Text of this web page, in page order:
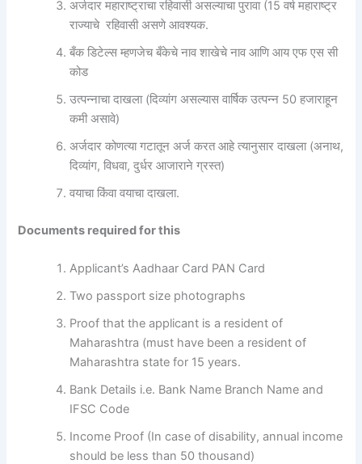
अर्जदार महाराष्ट्राचा रहिवासी असल्याचा पुरावा (15 वर्ष महाराष्ट्र
राज्याचे रहिवासी असणे आवश्यक.
बँक डिटेल्स म्हणजेच बँकेचे नाव शाखेचे नाव आणि आय एफ एस सी
कोड
उत्पन्नाचा दाखला (दिव्यांग असल्यास वार्षिक उत्पन्न 50 हजाराहून
कमी असावे)
अर्जदार कोणत्या गटातून अर्ज करत आहे त्यानुसार दाखला (अनाथ,
दिव्यांग, विधवा, दुर्धर आजाराने ग्रस्त)
वयाचा किंवा वयाचा दाखला.
Documents required for this
Applicant’s Aadhaar Card PAN Card
Two passport size photographs
Proof that the applicant is a resident of
Maharashtra (must have been a resident of
Maharashtra state for 15 years.
Bank Details i.e. Bank Name Branch Name and
IFSC Code
Income Proof (In case of disability, annual income
should be less than 50 thousand)